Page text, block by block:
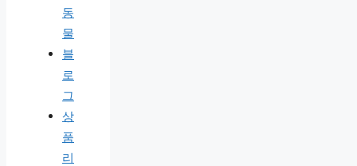
동
물
블
로
그
상
품
리